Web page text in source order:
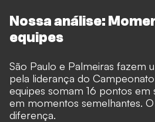
Nossa análise:
equipes
São Paulo e Palmeiras fazem
pela liderança do
equipes somam 16 pontos em
em momentos semelhantes.
diferença.